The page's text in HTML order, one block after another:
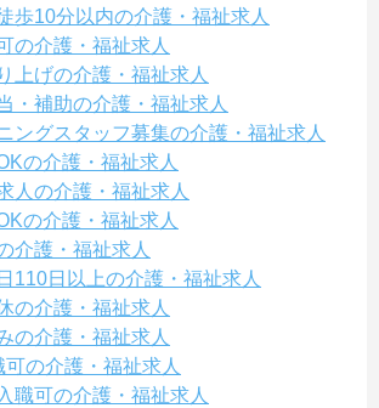
歩10分以内の介護・福祉求人
の介護・福祉求人
上げの介護・福祉求人
・補助の介護・福祉求人
ングスタッフ募集の介護・福祉求人
の介護・福祉求人
人の介護・福祉求人
の介護・福祉求人
介護・福祉求人
110日以上の介護・福祉求人
の介護・福祉求人
の介護・福祉求人
の介護・福祉求人
職可の介護・福祉求人